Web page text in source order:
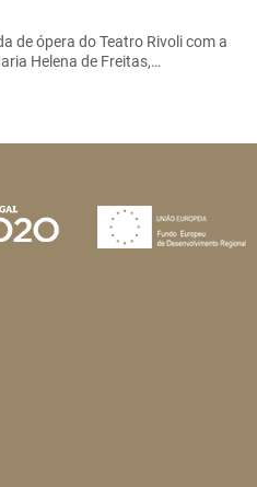
de ópera do Teatro Rivoli com a
Helena de Freitas,…